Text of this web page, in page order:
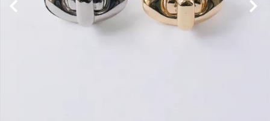
PURPOSE